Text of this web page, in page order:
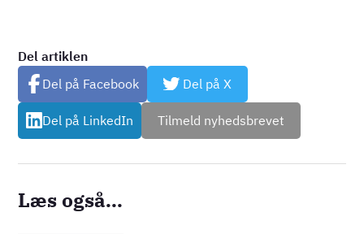
Del artiklen
Del på Facebook
Del på X
Del på LinkedIn Tilmeld nyhedsbrevet
Læs også...